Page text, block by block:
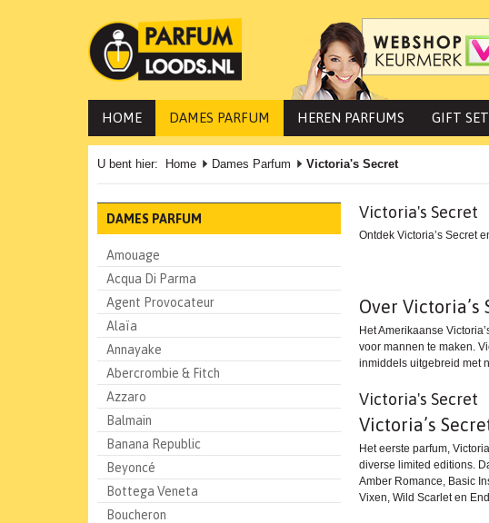
HOME DAMES PARFUM HEREN PARFUMS GIFT
U bent hier: Home Dames Parfum Victoria's Secret
DAMES PARFUM
Amouage
Acqua Di Parma
Agent Provocateur
Alaïa
Annayake
Abercrombie & Fitch
Azzaro
Balmain
Banana Republic
Beyoncé
Bottega Veneta
Boucheron
Victoria's Secret
Ontdek Victoria’s Secret
Over Victoria’s
Het Amerikaanse
voor mannen te maken.
inmiddels uitgebreid met
Victoria's Secret
Victoria’s
Het eerste parfum,
diverse limited editions.
Amber Romance, Basic
Vixen, Wild Scarlet en